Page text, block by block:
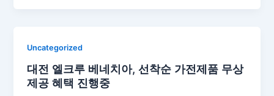
Uncategorized
대전 엘크루 베네치아, 선착순 가전제품 무상
제공 혜택 진행중